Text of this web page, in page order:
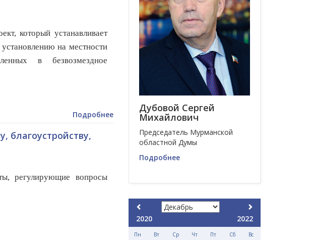
который устанавливает
на местности
в безвозмездное
Подробнее
благоустройству,
регулирующие вопросы
Дубовой Сергей
Михайлович
Председатель Мурманской
областной Думы
Подробнее
2020 2022
Пн Вт Ср Чт Пт Сб Вс